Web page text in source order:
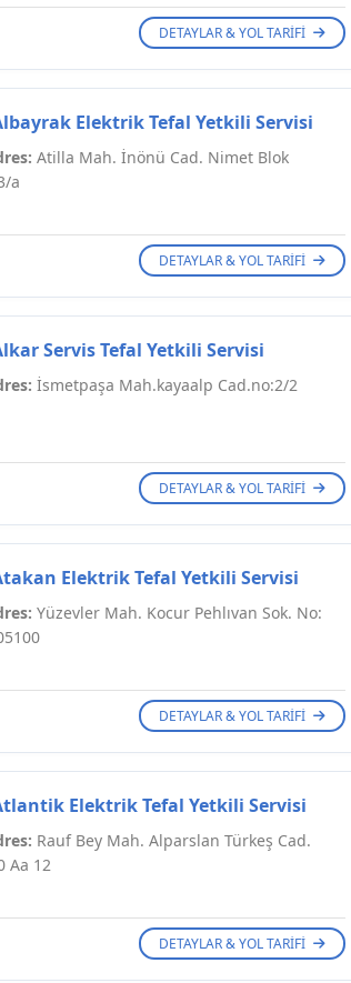
DETAYLAR & YOL TARIFI
Elektrik Tefal Yetkili Servisi
Atilla Mah. İnönü Cad. Nimet Blok
a
DETAYLAR & YOL TARIFI
Servis Tefal Yetkili Servisi
İsmetpaşa Mah.kayaalp Cad.no:2/2
DETAYLAR & YOL TARIFI
Elektrik Tefal Yetkili Servisi
Yüzevler Mah. Kocur Pehlıvan Sok. No:
DETAYLAR & YOL TARIFI
Elektrik Tefal Yetkili Servisi
Rauf Bey Mah. Alparslan Türkeş Cad.
Aa 12
DETAYLAR & YOL TARIFI